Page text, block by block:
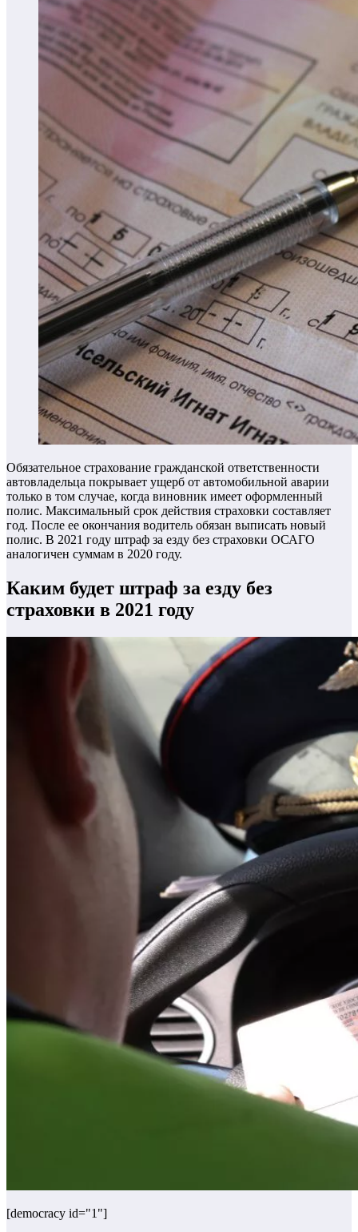
Обязательное страхование гражданской ответственности
автовладельца покрывает ущерб от автомобильной аварии
только в том случае, когда виновник имеет оформленный
полис. Максимальный срок действия страховки составляет
год. После ее окончания водитель обязан выписать новый
полис. В 2021 году штраф за езду без страховки ОСАГО
аналогичен суммам в 2020 году.
Каким будет штраф за езду без
страховки в 2021 году
[democracy id="1"]